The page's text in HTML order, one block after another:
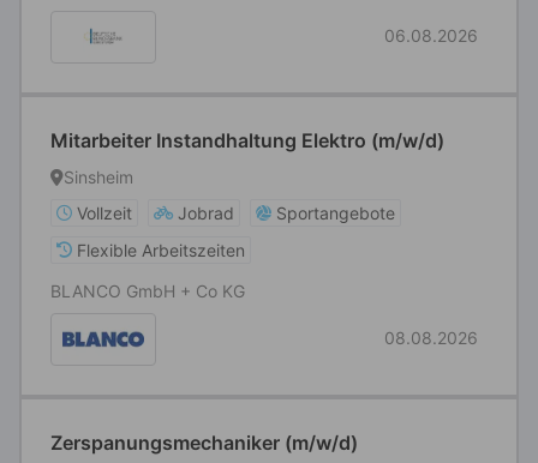
06.08.2026
Mitarbeiter Instandhaltung Elektro (m/w/d)
Sinsheim
Vollzeit
Jobrad
Sportangebote
Flexible Arbeitszeiten
BLANCO GmbH + Co KG
08.08.2026
Zerspanungsmechaniker (m/w/d)